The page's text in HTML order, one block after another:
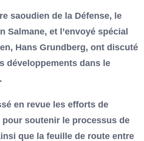
saoudien de la Défense, le
Salmane, et l’envoyé spécial
Hans Grundberg, ont discuté
développements dans le
en revue les efforts de
pour soutenir le processus de
que la feuille de route entre